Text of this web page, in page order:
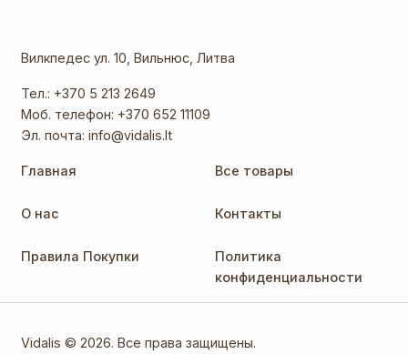
Вилкпедес ул. 10, Вильнюс, Литва
Тел.: +370 5 213 2649
Моб. телефон: +370 652 11109
Эл. почта:info@vidalis.lt
Главная Все товары
О нас Контакты
Правила Покупки
Политика
конфиденциальности
Vidalis © 2026. Все права защищены.